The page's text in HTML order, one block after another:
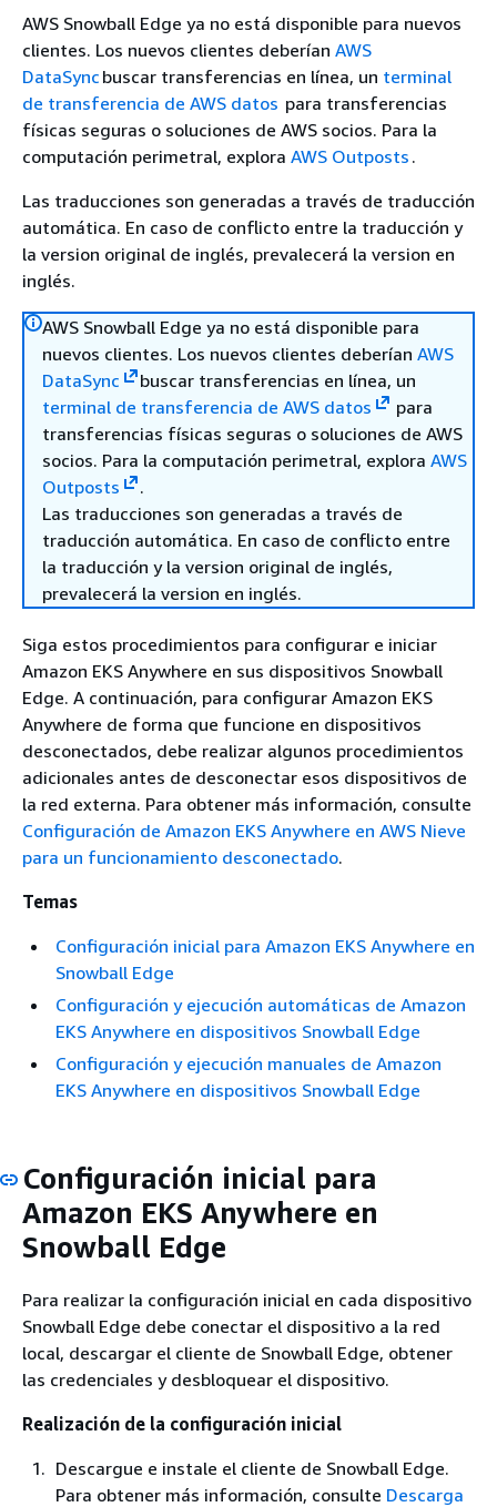
AWS Snowball Edge ya no está disponible para nuevos
clientes. Los nuevos clientes deberían AWS
DataSync buscar transferencias en línea, un terminal
de transferencia de AWS datos para transferencias
físicas seguras o soluciones de AWS socios. Para la
computación perimetral, explora AWS Outposts .
Las traducciones son generadas a través de traducción
automática. En caso de conflicto entre la traducción y
la version original de inglés, prevalecerá la version en
inglés.
AWS Snowball Edge ya no está disponible para
nuevos clientes. Los nuevos clientes deberían AWS
DataSync
buscar transferencias en línea, un
terminal de transferencia de AWS datos
para
transferencias físicas seguras o soluciones de AWS
socios. Para la computación perimetral, explora AWS
Outposts
.
Las traducciones son generadas a través de
traducción automática. En caso de conflicto entre
la traducción y la version original de inglés,
prevalecerá la version en inglés.
Siga estos procedimientos para configurar e iniciar
Amazon EKS Anywhere en sus dispositivos Snowball
Edge. A continuación, para configurar Amazon EKS
Anywhere de forma que funcione en dispositivos
desconectados, debe realizar algunos procedimientos
adicionales antes de desconectar esos dispositivos de
la red externa. Para obtener más información, consulte
Configuración de Amazon EKS Anywhere en AWS Nieve
para un funcionamiento desconectado.
Temas
Configuración inicial para Amazon EKS Anywhere en
Snowball Edge
Configuración y ejecución automáticas de Amazon
EKS Anywhere en dispositivos Snowball Edge
Configuración y ejecución manuales de Amazon
EKS Anywhere en dispositivos Snowball Edge
Configuración inicial para
Amazon EKS Anywhere en
Snowball Edge
Para realizar la configuración inicial en cada dispositivo
Snowball Edge debe conectar el dispositivo a la red
local, descargar el cliente de Snowball Edge, obtener
las credenciales y desbloquear el dispositivo.
Realización de la configuración inicial
Descargue e instale el cliente de Snowball Edge.
Para obtener más información, consulte Descarga